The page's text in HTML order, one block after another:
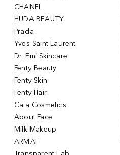
CHANEL
HUDA BEAUTY
Prada
Yves Saint Laurent
Dr. Emi Skincare
Fenty Beauty
Fenty Skin
Fenty Hair
Caia Cosmetics
About Face
Milk Makeup
ARMAF